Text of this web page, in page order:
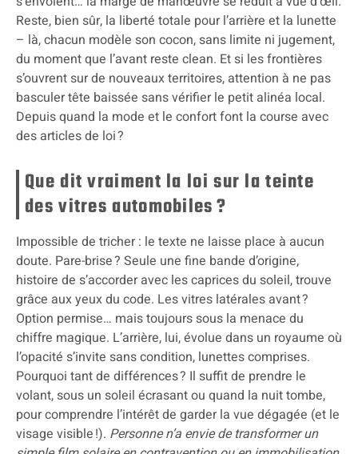
Reste, bien sûr, la liberté totale pour l’arrière et la lunette
– là, chacun modèle son cocon, sans limite ni jugement,
du moment que l’avant reste clean. Et si les frontières
s’ouvrent sur de nouveaux territoires, attention à ne pas
basculer tête baissée sans vérifier le petit alinéa local.
Depuis quand la mode et le confort font la course avec
des articles de loi ?
Que dit vraiment la loi sur la teinte
des vitres automobiles ?
Impossible de tricher : le texte ne laisse place à aucun
doute. Pare-brise ? Seule une fine bande d’origine,
histoire de s’accorder avec les caprices du soleil, trouve
grâce aux yeux du code. Les vitres latérales avant ?
Option permise… mais toujours sous la menace du
chiffre magique. L’arrière, lui, évolue dans un royaume où
l’opacité s’invite sans condition, lunettes comprises.
Pourquoi tant de différences ? Il suffit de prendre le
volant, sous un soleil écrasant ou quand la nuit tombe,
pour comprendre l’intérêt de garder la vue dégagée (et le
visage visible !). Personne n’a envie de transformer un